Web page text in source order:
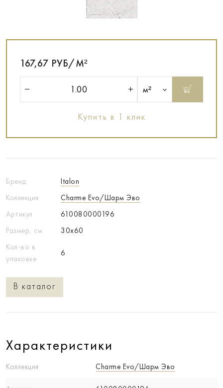
Бренд
Italon
Коллекция
Charme Evo/Шарм Эво
Артикул
610080000196
Размер, см
30x60
Кол-во в
упаковке
6
В каталог
167,67 РУБ/М²
м²
Купить в 1 клик
Характеристики
Коллекция Charme Evo/Шарм Эво